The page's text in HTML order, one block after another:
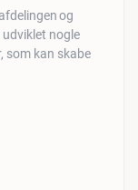
og
nogle
som kan skabe